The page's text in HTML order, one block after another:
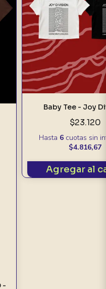
-
Baby Tee - Joy
$23.120
Hasta 6cuotas sin
$4.816,67
Agregar al